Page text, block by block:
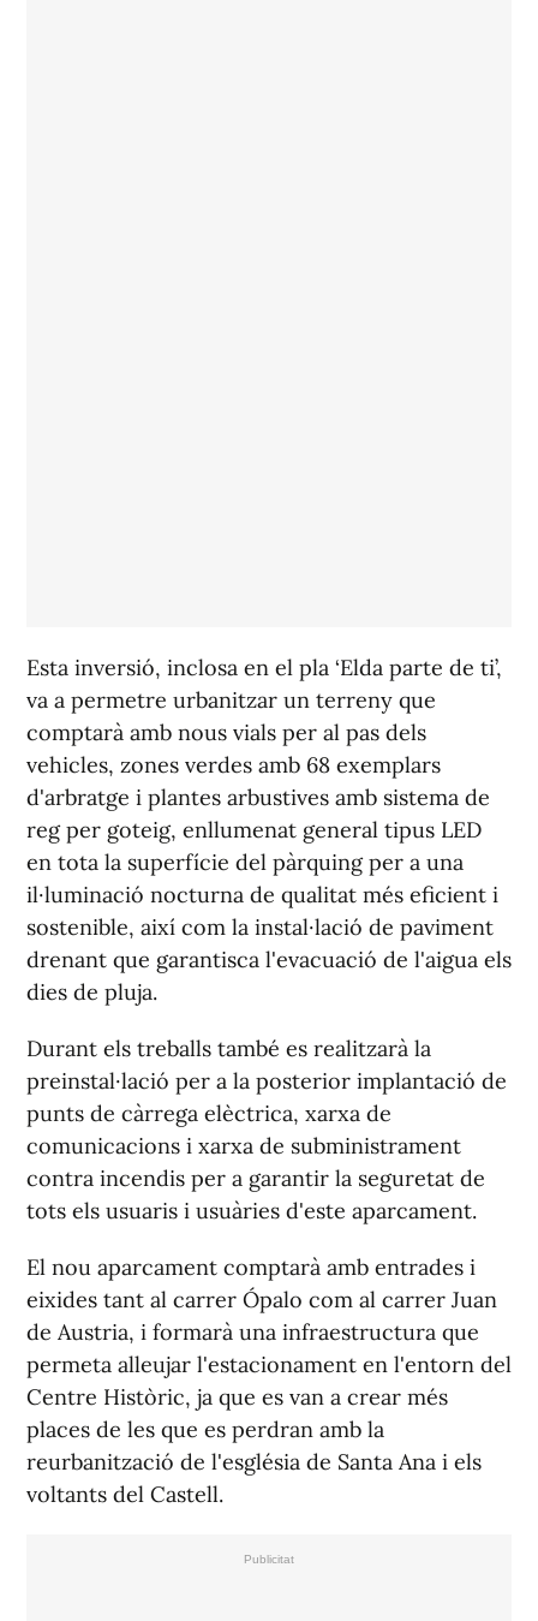
Esta inversió, inclosa en el pla ‘Elda parte de ti’,
va a permetre urbanitzar un terreny que
comptarà amb nous vials per al pas dels
vehicles, zones verdes amb 68 exemplars
d'arbratge i plantes arbustives amb sistema de
reg per goteig, enllumenat general tipus LED
en tota la superfície del pàrquing per a una
il·luminació nocturna de qualitat més eficient i
sostenible, així com la instal·lació de paviment
drenant que garantisca l'evacuació de l'aigua els
dies de pluja.
Durant els treballs també es realitzarà la
preinstal·lació per a la posterior implantació de
punts de càrrega elèctrica, xarxa de
comunicacions i xarxa de subministrament
contra incendis per a garantir la seguretat de
tots els usuaris i usuàries d'este aparcament.
El nou aparcament comptarà amb entrades i
eixides tant al carrer Ópalo com al carrer Juan
de Austria, i formarà una infraestructura que
permeta alleujar l'estacionament en l'entorn del
Centre Històric, ja que es van a crear més
places de les que es perdran amb la
reurbanització de l'església de Santa Ana i els
voltants del Castell.